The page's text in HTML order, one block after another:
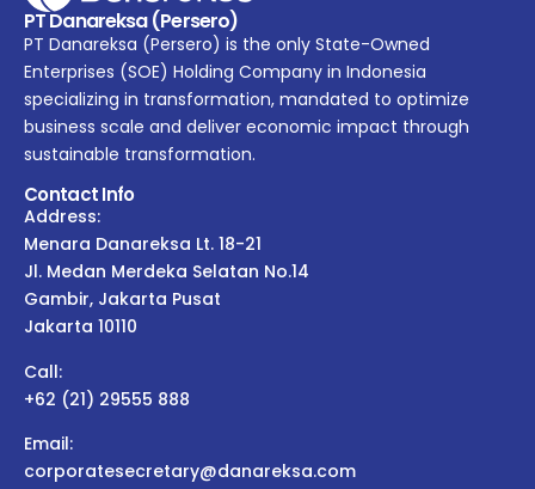
PT Danareksa (Persero)
PT Danareksa (Persero) is the only State-Owned
Enterprises (SOE) Holding Company in Indonesia
specializing in transformation, mandated to optimize
business scale and deliver economic impact through
sustainable transformation.
Contact Info
Address:
Menara Danareksa Lt. 18-21
Jl. Medan Merdeka Selatan No.14
Gambir, Jakarta Pusat
Jakarta 10110
Call:
+62 (21) 29555 888
Email:
corporatesecretary@danareksa.com